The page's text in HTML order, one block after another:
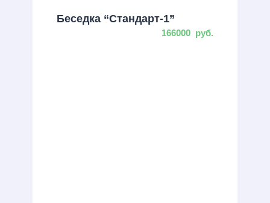
Беседка “Стандарт-1”
166000 руб.